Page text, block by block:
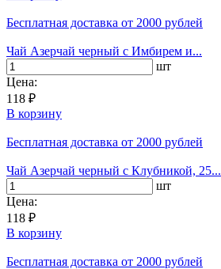
Бесплатная доставка от 2000 рублей
Чай Азерчай черный с Имбирем и...
шт
Цена:
118 ₽
В корзину
Бесплатная доставка от 2000 рублей
Чай Азерчай черный с Клубникой, 25...
шт
Цена:
118 ₽
В корзину
Бесплатная доставка от 2000 рублей